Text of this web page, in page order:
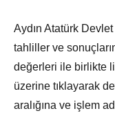
Aydın Atatürk
tahliller ve
değerleri ile birlikte
üzerine tıklayarak
aralığına ve işlem